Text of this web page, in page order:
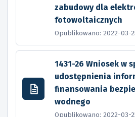
zabudowy dla
fotowoltaicznych
Opublikowano: 2022-03-
1431-26 Wniosek w
udostępnienia
finansowania
wodnego
Opublikowano: 2022-03-